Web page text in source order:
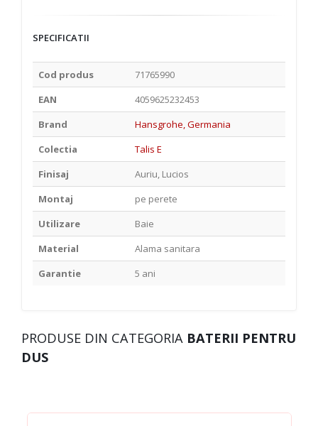
SPECIFICATII
Cod produs
71765990
EAN
4059625232453
Brand
Hansgrohe, Germania
Colectia
Talis E
Finisaj
Auriu, Lucios
Montaj
pe perete
Utilizare
Baie
Material
Alama sanitara
Garantie
5 ani
PRODUSE DIN CATEGORIA BATERII PENTRU
DUS